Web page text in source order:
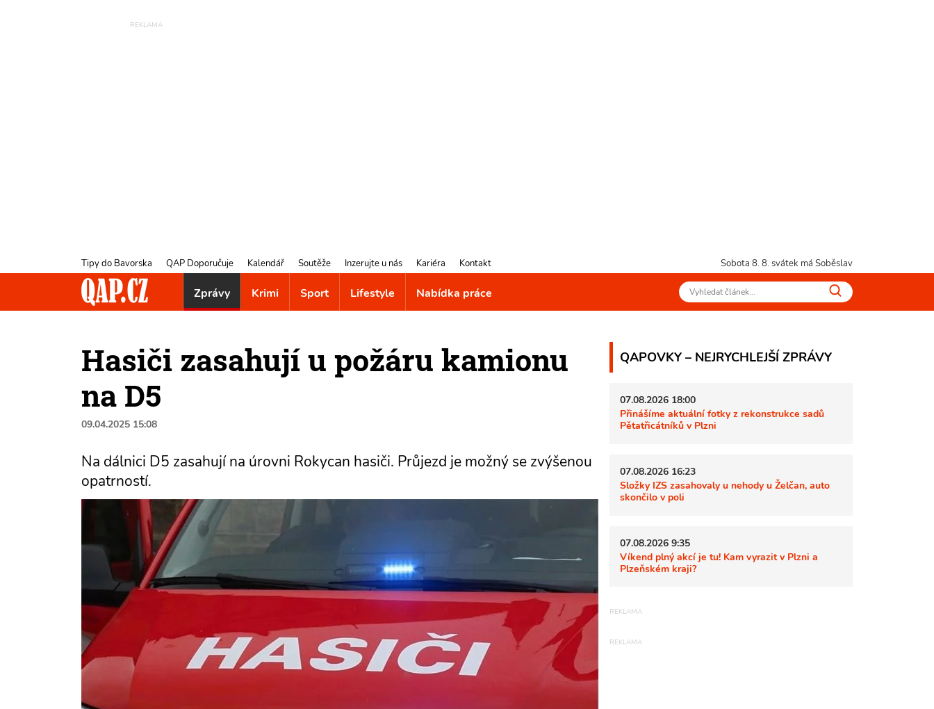
Tipy do Bavorska QAP Doporučuje Kalendář Soutěže Inzerujte u nás Kariéra Kontakt Sobota 8. 8. svátek má Soběslav
Zprávy Krimi Sport Lifestyle Nabídka práce
Hasiči zasahují u požáru kamionu
na D5
09.04.2025 15:08
Na dálnici D5 zasahují na úrovni Rokycan hasiči. Průjezd je možný se zvýšenou
opatrností.
QAPOVKY – NEJRYCHLEJŠÍ ZPRÁVY
07.08.2026 18:00
Přinášíme aktuální fotky z rekonstrukce sadů
Pětatřicátníků v Plzni
07.08.2026 16:23
Složky IZS zasahovaly u nehody u Želčan, auto
skončilo v poli
07.08.2026 9:35
Víkend plný akcí je tu! Kam vyrazit v Plzni a
Plzeňském kraji?